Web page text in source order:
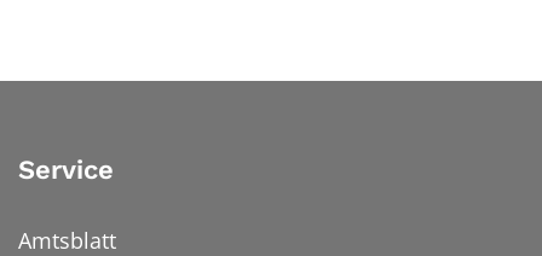
Service
Amtsblatt